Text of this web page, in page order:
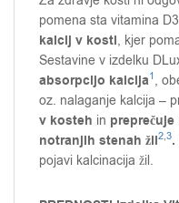
pomena sta vitamina
kalcij v kosti, kjer
Sestavine v izdelku
absorpcijo kalcija1 ,
oz. nalaganje kalcija –
v kosteh in
notranjih stenah žil2,3.
pojavi kalcinacija žil.